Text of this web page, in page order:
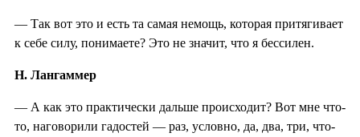
— Так вот это и есть та самая немощь, которая притягивает
к себе силу, понимаете? Это не значит, что я бессилен.
Н. Лангаммер
— А как это практически дальше происходит? Вот мне что-
то, наговорили гадостей — раз, условно, да, два, три, что-